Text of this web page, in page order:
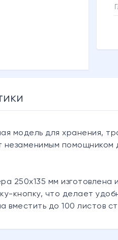
модель для хранения,
помощником
250х135 мм изготовлена
кнопку, что делает
вместить до 100 листов